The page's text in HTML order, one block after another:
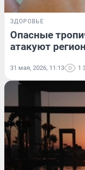
ЗДОРОВЬЕ
Опасные
атакуют
31 мая, 2026, 11:13 1